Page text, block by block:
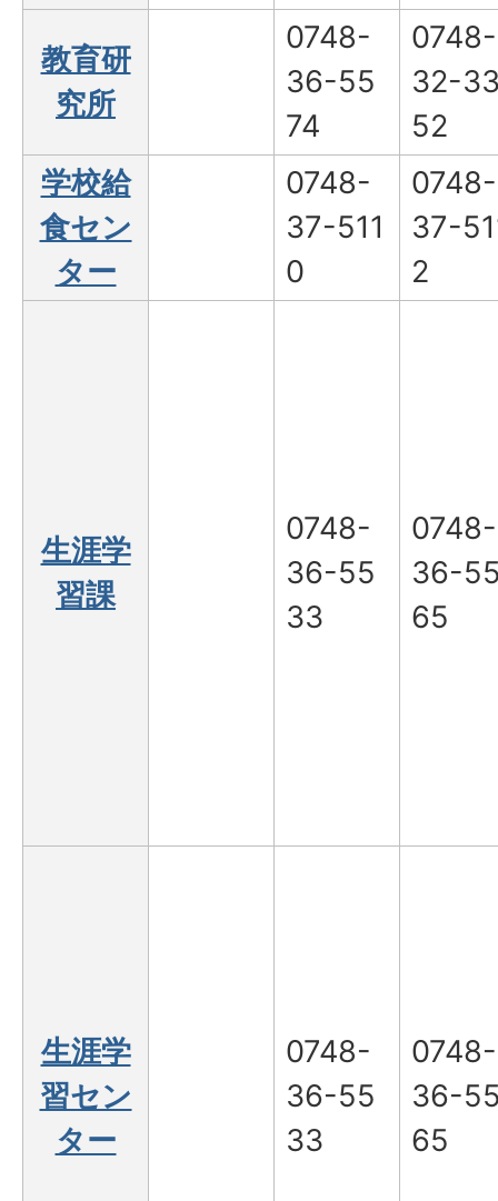
教育研
究所
0748-
36-55
74
0748-
32-
52
学校給
食セン
ター
0748-
37-511
0
0748-
37-
2
生涯学
習課
0748-
36-55
33
0748-
36-
65
生涯学
習セン
ター
0748-
36-55
33
0748-
36-
65